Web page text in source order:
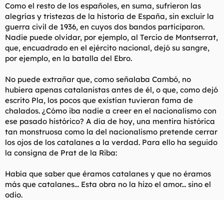
Como el resto de los españoles, en suma, sufrieron las
alegrías y tristezas de la historia de España, sin excluir la
guerra civil de 1936, en cuyos dos bandos participaron.
Nadie puede olvidar, por ejemplo, al Tercio de Montserrat,
que, encuadrado en el ejército nacional, dejó su sangre,
por ejemplo, en la batalla del Ebro.
No puede extrañar que, como señalaba Cambó, no
hubiera apenas catalanistas antes de él, o que, como dejó
escrito Pla, los pocos que existían tuvieran fama de
chalados. ¿Cómo iba nadie a creer en el nacionalismo con
ese pasado histórico? A día de hoy, una mentira histórica
tan monstruosa como la del nacionalismo pretende cerrar
los ojos de los catalanes a la verdad. Para ello ha seguido
la consigna de Prat de la Riba:
Había que saber que éramos catalanes y que no éramos
más que catalanes... Esta obra no la hizo el amor... sino el
odio.